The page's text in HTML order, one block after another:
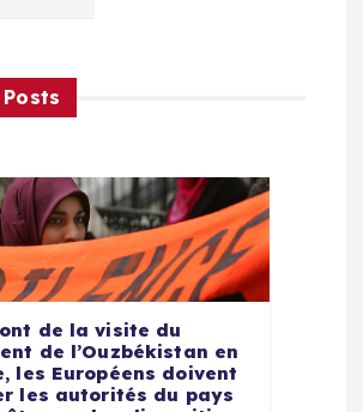
de la visite du
de l’Ouzbékistan en
les Européens doivent
les autorités du pays